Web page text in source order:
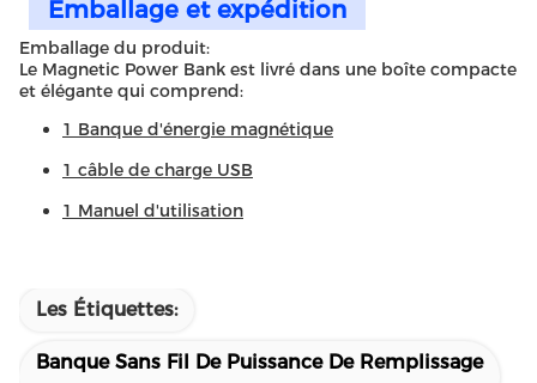
Emballage et expédition
Emballage du produit:
Le Magnetic Power Bank est livré dans une boîte compacte
et élégante qui comprend:
1 Banque d'énergie magnétique
1 câble de charge USB
1 Manuel d'utilisation
Les Étiquettes:
Banque Sans Fil De Puissance De Remplissage